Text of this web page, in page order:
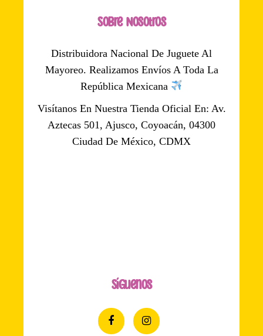
Sobre Nosotros
Distribuidora Nacional De Juguete Al
Mayoreo. Realizamos Envíos A Toda La
República Mexicana
Visítanos En Nuestra Tienda Oficial En: Av.
Aztecas 501, Ajusco, Coyoacán, 04300
Ciudad De México, CDMX
Síguenos